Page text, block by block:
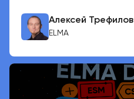
Алексей Трефилов
ELMA